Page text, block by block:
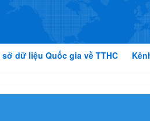
sở dữ liệu Quốc gia về TTHC